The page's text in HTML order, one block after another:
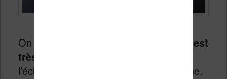
On a déjà vu que
l’affichage du texte est
très bon
l’éclairage est réglable de façon très fine.